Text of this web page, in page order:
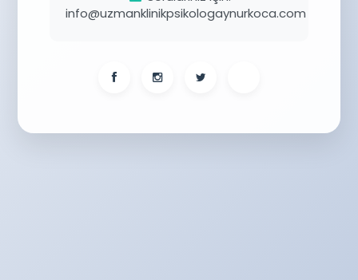
info@uzmanklinikpsikologaynurkoca.com